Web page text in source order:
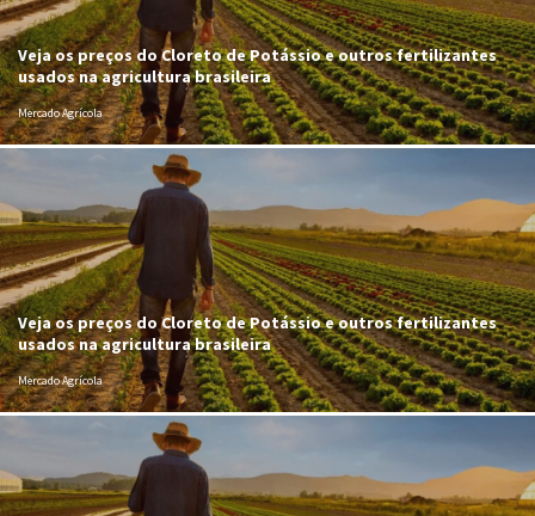
Veja os preços do Cloreto de Potássio e outros fertilizantes
usados na agricultura brasileira
Mercado Agrícola
Veja os preços do Cloreto de Potássio e outros fertilizantes
usados na agricultura brasileira
Mercado Agrícola